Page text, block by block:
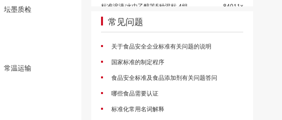
坛墨质检
常温运输
标准溶液/水中乙醇等5种混标-4组
84011x
标准溶液/水中乙醇等5种混标-3组
常见问题
关于食品安全企业标准有关问题的说明
国家标准的制定程序
食品安全标准及食品添加剂有关问题答问
哪些食品需要认证
标准化常用名词解释